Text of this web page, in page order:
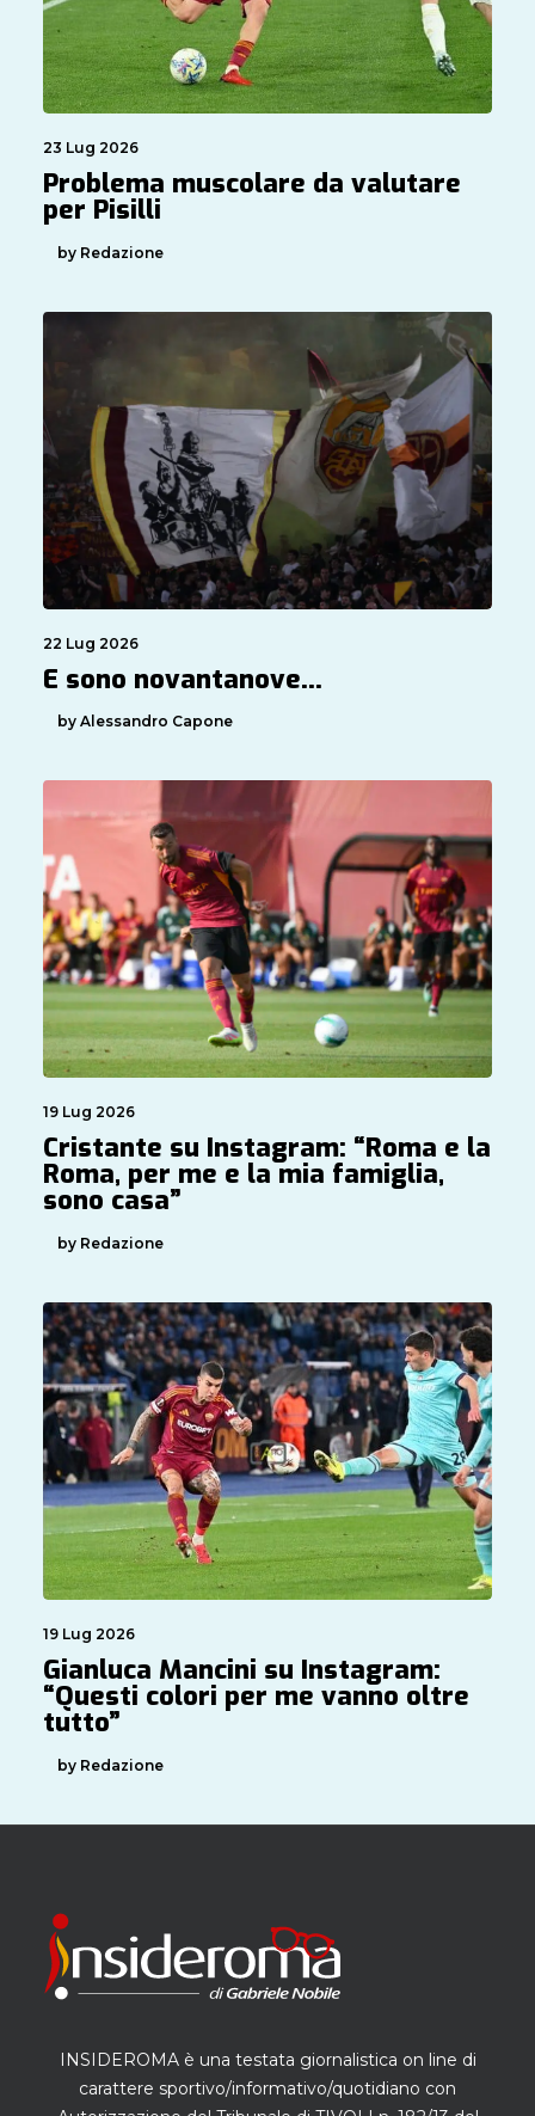
23 Lug 2026
Problema muscolare da valutare
per Pisilli
by Redazione
22 Lug 2026
E sono novantanove…
by Alessandro Capone
19 Lug 2026
Cristante su Instagram: “Roma e la
Roma, per me e la mia famiglia,
sono casa”
by Redazione
19 Lug 2026
Gianluca Mancini su Instagram:
“Questi colori per me vanno oltre
tutto”
by Redazione
INSIDEROMA è una testata giornalistica on line di
carattere sportivo/informativo/quotidiano con